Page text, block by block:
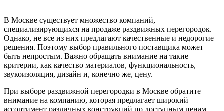
В Москве существует множество компаний,
специализирующихся на продаже раздвижных перегородок.
Однако, не все из них предлагают качественные и недорогие
решения. Поэтому выбор правильного поставщика может
быть непростым. Важно обращать внимание на такие
критерии, как качество материалов, функциональность,
звукоизоляция, дизайн и, конечно же, цену.
При выборе раздвижной перегородки в Москве обратите
внимание на компанию, которая предлагает широкий